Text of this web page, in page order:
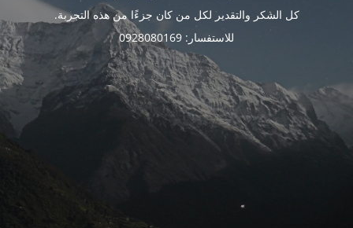
كل الشكر والتقدير لكل من كان جزءًا من هذه التجربة.
للاستفسار: 0928080169